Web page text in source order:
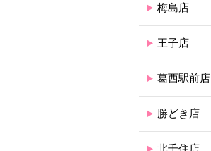
梅島店
王子店
葛西駅前店
勝どき店
北千住店